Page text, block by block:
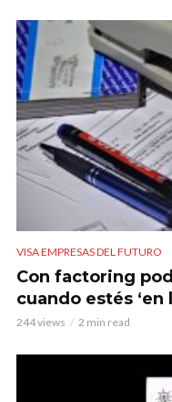
VISA EMPRESAS DEL FUTURO
Con factoring
cuando estés ‘en
244 views 2 min read